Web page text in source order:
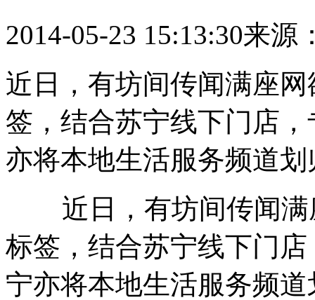
2014-05-23 15:13:30来源
近日，有坊间传闻满座
签，结合苏宁线下门店
亦将本地生活服务频道
近日，有坊间传闻满
标签，结合苏宁线下门
宁亦将本地生活服务频